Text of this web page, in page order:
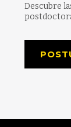
Descubre